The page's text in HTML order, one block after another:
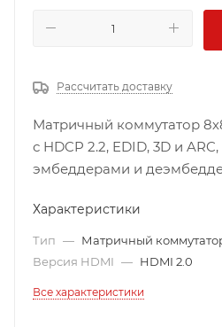
Рассчитать доставку
Матричный коммутатор
с HDCP 2.2, EDID, 3D и
эмбеддерами и
Характеристики
Тип — Матричный
Версия HDMI — HDMI 2.0
Все характеристики